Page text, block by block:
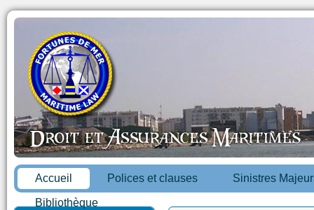
Accueil Polices et clauses Sinistres
Bibliothèque